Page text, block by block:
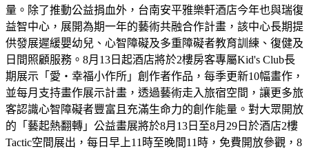
量。除了推動公益捐血外，台南安平雅樂軒酒店今年也與瑞復
益智中心，展開為期一年的藝術共融合作計畫，該中心長期提
供發展遲緩嬰幼兒、心智障礙及多重障礙者教育訓練、復健及
日間照顧服務。8月13日起酒店將於2樓房客專屬Kid's Club長
期展示「愛・幸福小作所」創作者作品，每季更新10幅畫作，
並每月支持畫作展示計畫，透過藝術走入旅宿空間，讓更多旅
客認識心智障礙者豐富且充滿生命力的創作能量。對大眾開放
的「藝起熱翻轉」公益畫展將於8月13日至8月29日於酒店2樓
Tactic空間展出，每日早上11時至晚間11時，免費開放參觀，8